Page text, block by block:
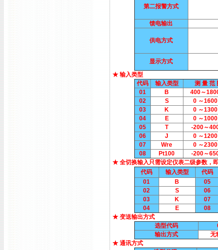
第二报警方式
馈电输出
供电方式
显示方式
★ 输入类型
代码
输入类型
测 量 范
01
B
400～
02
S
0 ～
03
K
0 ～
04
E
0 ～
05
T
-200～
06
J
0 ～
07
Wre
0 ～
08
Pt100
-200～
★ 全切换输入只需设定仪表二级参数，
代码
输入类型
代码
01
B
05
02
S
06
03
K
07
04
E
08
★ 变送输出方式
选型代码
输出方式
无
★ 通讯方式